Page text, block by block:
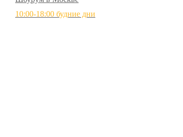
10:00-18:00 будние дни